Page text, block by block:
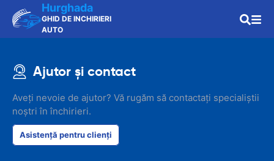
Hurghada
GHID DE INCHIRIERI
AUTO
Ajutor și contact
Aveți nevoie de ajutor? Vă rugăm să contactați specialiștii
noștri în închirieri.
Asistență pentru clienți